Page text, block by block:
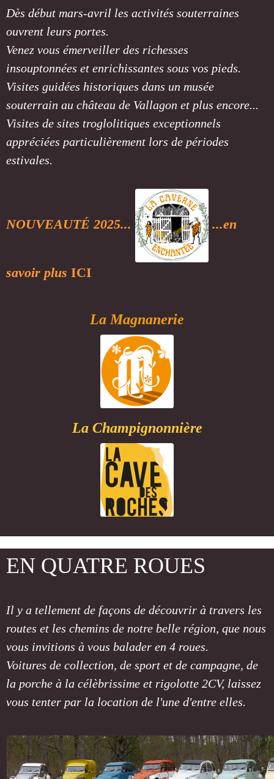
Dès début mars-avril les activités souterraines
ouvrent leurs portes.
Venez vous émerveiller des richesses
insouptonnées et enrichissantes sous vos pieds.
Visites guidées historiques dans un musée
souterrain au château de Vallagon et plus encore...
Visites de sites troglolitiques exceptionnels
appréciées particulièrement lors de périodes
estivales.
NOUVEAUTÉ 2025... ...en
savoir plus ICI
La Magnanerie
La Champignonnière
EN QUATRE ROUES
Il y a tellement de façons de découvrir à travers les
routes et les chemins de notre belle région, que nous
vous invitions à vous balader en 4 roues.
Voitures de collection, de sport et de campagne, de
la porche à la célèbrissime et rigolotte 2CV, laissez
vous tenter par la location de l'une d'entre elles.